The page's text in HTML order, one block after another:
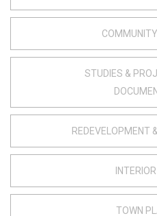
STUDIES &
REDEVELOPMENT
TOWN